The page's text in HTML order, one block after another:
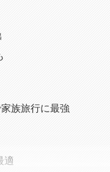
族旅行に最強
適